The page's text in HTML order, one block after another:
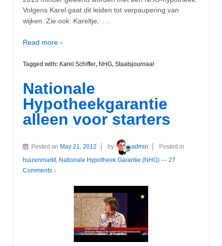
Volgens Karel gaat dit leiden tot verpaupering van
wijken. Zie ook: Kareltje,
…
Read more ›
Tagged with: Karel Schiffer, NHG, Staatsjournaal
Nationale
Hypotheekgarantie
alleen voor starters
Posted on May 21, 2012 by admin
Posted in
huizenmarkt, Nationale Hypotheek Garantie (NHG) — 27
Comments ↓